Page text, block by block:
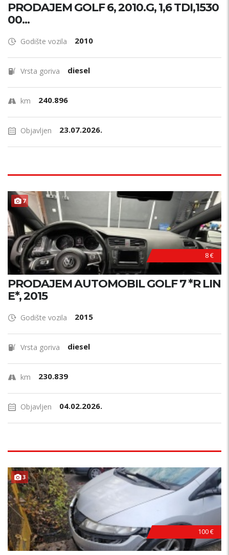
PRODAJEM GOLF 6, 2010.G, 1,6 TDI,1530
00...
Godište vozila 2010
Vrsta goriva diesel
km 240.896
Objavljen 23.07.2026.
7
8 €
PRODAJEM AUTOMOBIL GOLF 7 *R LIN
E*, 2015
Godište vozila 2015
Vrsta goriva diesel
km 230.839
Objavljen 04.02.2026.
3
100 €